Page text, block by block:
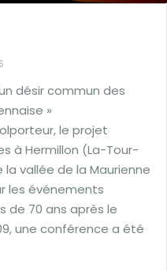
désir commun des
»
le projet
à Hermillon (La-Tour-
vallée de la Maurienne
les événements
de 70 ans après le
une conférence a été